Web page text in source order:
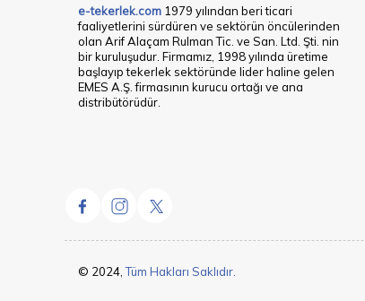
e-tekerlek.com 1979 yılından beri ticari
faaliyetlerini sürdüren ve sektörün öncülerinden
olan Arif Alaçam Rulman Tic. ve San. Ltd. Şti. nin
bir kuruluşudur. Firmamız, 1998 yılında üretime
başlayıp tekerlek sektöründe lider haline gelen
EMES A.Ş. firmasının kurucu ortağı ve ana
distribütörüdür.
© 2024, Tüm Hakları Saklıdır.